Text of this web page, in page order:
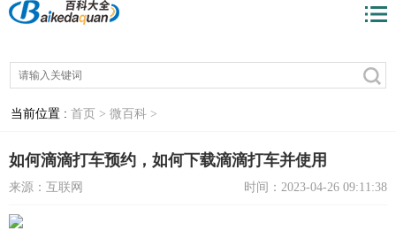
当前位置 : 首页 > 微百科 >
如何滴滴打车预约，如何下载滴滴打车并使用
来源：互联网 时间：2023-04-26 09:11:38